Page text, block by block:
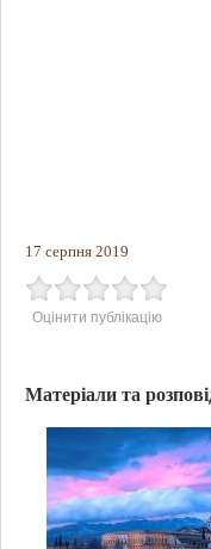
17 серпня 2019
Оцінити публікацію
Матеріали та